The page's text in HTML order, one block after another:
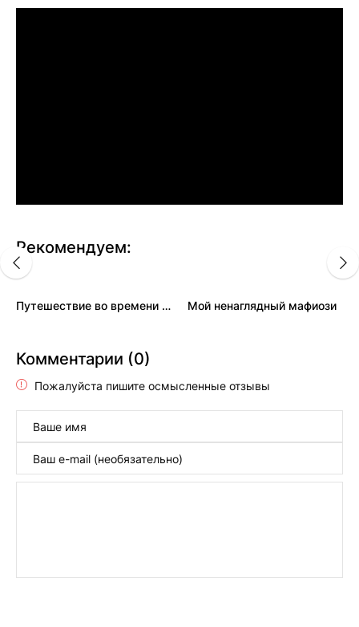
Рекомендуем:
Путешествие во времени доктора Чина Мой ненаглядный мафиози
Комментарии (0)
Пожалуйста пишите осмысленные отзывы